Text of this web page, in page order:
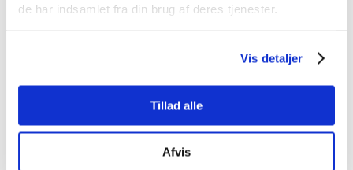
de har indsamlet fra din brug af deres tjenester.
Vis detaljer
Tillad alle
Afvis
God information og dialog
Hurtig tilbagemelding
Vi er responsive og proaktive, og tilbyder altid kort svartid på